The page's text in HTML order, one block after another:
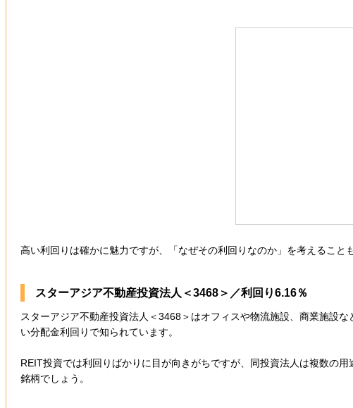
高い利回りは確かに魅力ですが、「なぜその利回りなのか」を考えるこ
スターアジア不動産投資法人＜3468＞／利回り6.16％
スターアジア不動産投資法人＜3468＞はオフィスや物流施設、商業施設
い分配金利回りで知られています。
REIT投資では利回りばかりに目が向きがちですが、同投資法人は複数の
銘柄でしょう。